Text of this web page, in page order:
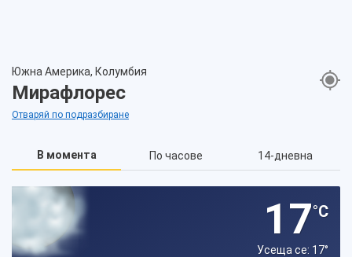
Южна Америка, Колумбия
Мирафлорес
Отваряй по подразбиране
В момента По часове 14-дневна
17°C
Усеща се: 17°